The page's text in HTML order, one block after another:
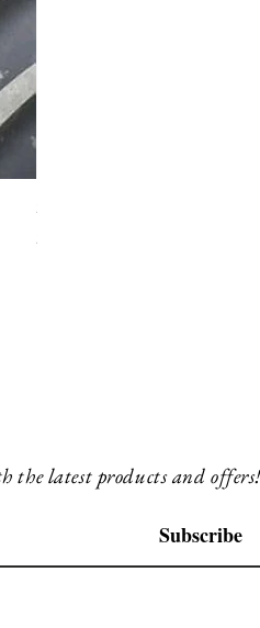
SMG 008 stainless and
200,00 £GB
the latest products and
Subscribe